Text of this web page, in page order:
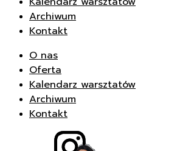
Archiwum
Kontakt
O nas
Oferta
Kalendarz warsztatów
Archiwum
Kontakt